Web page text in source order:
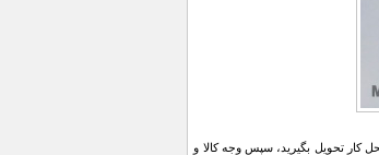
کار تحویل بگیرید، سپس وجه کالا و